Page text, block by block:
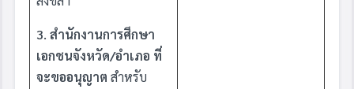
3. สำนักงานการศึกษา
เอกชนจังหวัด/อำเภอ ที่
จะขออนุญาต สำหรับ